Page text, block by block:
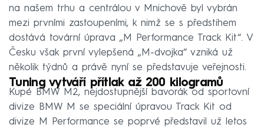
na našem trhu a centrálou v Mnichově byl vybrán
mezi prvními zastoupeními, k nimž se s předstihem
dostává tovární úprava „M Performance Track Kit“. V
Česku však první vylepšená „M-dvojka“ vzniká už
několik týdnů a právě nyní se představuje veřejnosti.
Tuning vytváří přítlak až 200 kilogramů
Kupé BMW M2, nejdostupnější bavorák od sportovní
divize BMW M se speciální úpravou Track Kit od
divize M Performance se poprvé představil už letos